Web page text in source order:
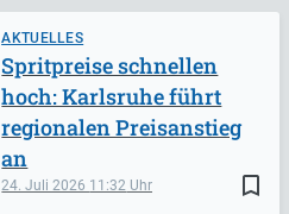
AKTUELLES
bookmark_border
24. Juli 2026 11:32
Spritpreise schnellen
hoch: Karlsruhe führt
regionalen Preisanstieg
an